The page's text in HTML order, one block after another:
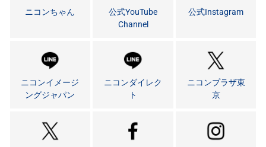
ニコンちゃん
公式YouTube
Channel
公式Instagram
ニコンイメージ
ングジャパン
ニコンダイレク
ト
ニコンプラザ東
京